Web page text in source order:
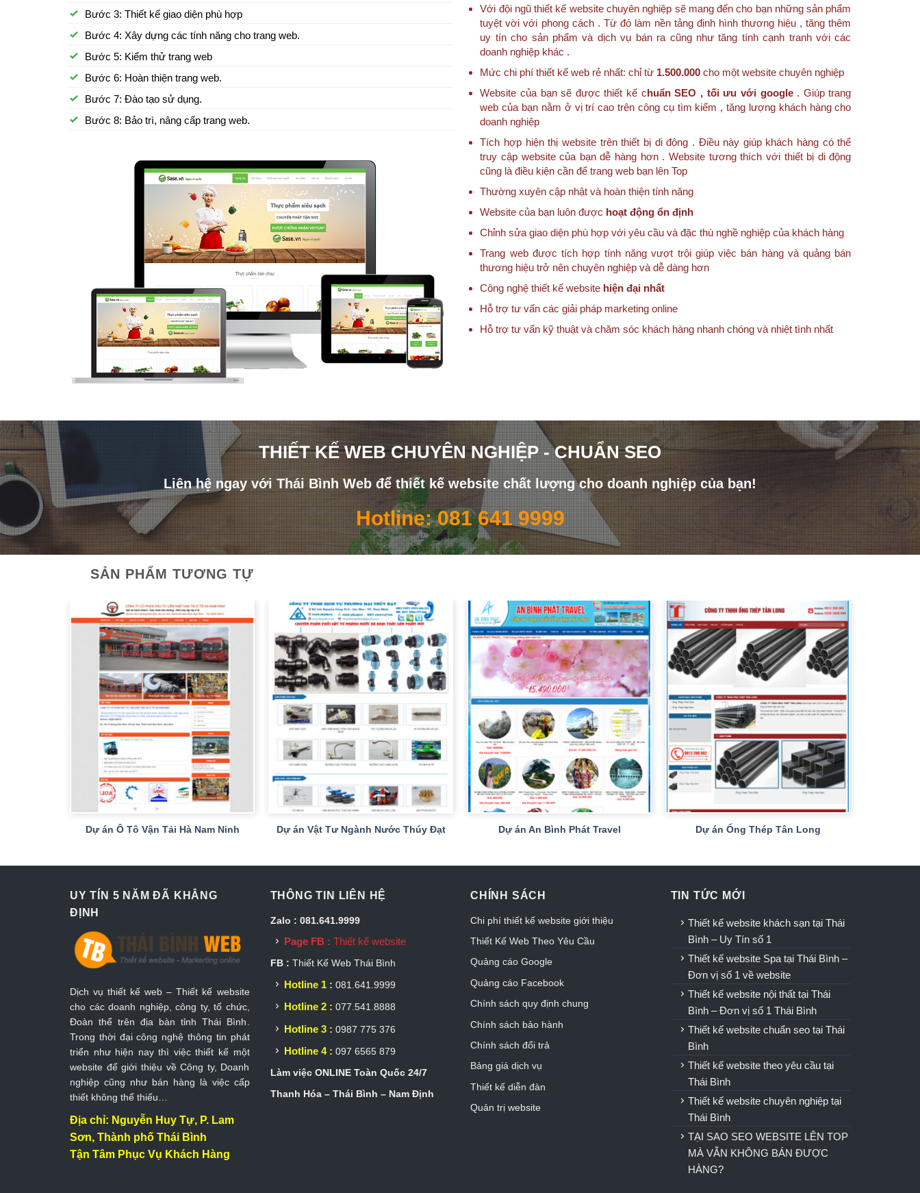
Bước 3: Thiết kế giao diện phù hợp
Bước 4: Xây dựng các tính năng cho trang web.
Bước 5: Kiểm thử trang web
Bước 6: Hoàn thiện trang web.
Bước 7: Đào tạo sử dụng.
Bước 8: Bảo trì, nâng cấp trang web.
Với đội ngũ thiết kế website chuyên nghiệp sẽ mang đến cho bạn những sản phẩm
tuyệt vời với phong cách . Từ đó làm nền tảng định hình thương hiệu , tăng thêm
uy tín cho sản phẩm và dịch vụ bán ra cũng như tăng tính cạnh tranh với các
doanh nghiệp khác .
Mức chi phí thiết kế web rẻ nhất: chỉ từ 1.500.000 cho một website chuyên nghiệp
Website của bạn sẽ được thiết kế chuẩn SEO , tối ưu với google. Giúp trang
web của bạn nằm ở vị trí cao trên công cụ tìm kiếm , tăng lượng khách hàng cho
doanh nghiệp
Tích hợp hiện thị website trên thiết bị di động . Điều này giúp khách hàng có thể
truy cập website của bạn dễ hàng hơn . Website tương thích với thiết bị di động
cũng là điều kiện cần để trang web bạn lên Top
Thường xuyên cập nhật và hoàn thiện tính năng
Website của bạn luôn được hoạt động ổn định
Chỉnh sửa giao diện phù hợp với yêu cầu và đặc thù nghề nghiệp của khách hàng
Trang web được tích hợp tính năng vượt trội giúp việc bán hàng và quảng bán
thương hiệu trở nên chuyên nghiệp và dễ dàng hơn
Công nghệ thiết kế website hiện đại nhất
Hỗ trợ tư vấn các giải pháp marketing online
Hỗ trợ tư vấn kỹ thuật và chăm sóc khách hàng nhanh chóng và nhiệt tình nhất
THIẾT KẾ WEB CHUYÊN NGHIỆP - CHUẨN SEO
Liên hệ ngay với Thái Bình Web để thiết kế website chất lượng cho doanh nghiệp của bạn!
Hotline: 081 641 9999
SẢN PHẨM TƯƠNG TỰ
Dự án Ô Tô Vận Tải Hà Nam Ninh
+
Dự án Vật Tư Ngành Nước Thúy Đạt
+
Dự án An Bình Phát Travel Dự án Ống Thép Tân Long
UY TÍN 5 NĂM ĐÃ KHẲNG
ĐỊNH
Dịch vụ thiết kế web – Thiết kế website
cho các doanh nghiệp, công ty, tổ chức,
Đoàn thể trên địa bàn tỉnh Thái Bình.
Trong thời đại công nghệ thông tin phát
triển như hiện nay thì việc thiết kế một
website để giới thiệu về Công ty, Doanh
nghiệp cũng như bán hàng là việc cấp
thiết không thể thiếu…
Địa chỉ: Nguyễn Huy Tự, P. Lam
Sơn, Thành phố Thái Bình
Tận Tâm Phục Vụ Khách Hàng
THÔNG TIN LIÊN HỆ
Zalo : 081.641.9999
Page FB : Thiết kế website
FB : Thiết Kế Web Thái Bình
Hotline 1 : 081.641.9999
Hotline 2 : 077.541.8888
Hotline 3 : 0987 775 376
Hotline 4 : 097 6565 879
Làm việc ONLINE Toàn Quốc 24/7
Thanh Hóa – Thái Bình – Nam Định
CHÍNH SÁCH
Chi phí thiết kế website giới thiệu
Thiết Kế Web Theo Yêu Cầu
Quảng cáo Google
Quảng cáo Facebook
Chính sách quy định chung
Chính sách bảo hành
Chính sách đổi trả
Bảng giá dịch vụ
Thiết kế diễn đàn
Quản trị website
TIN TỨC MỚI
Thiết kế website khách sạn tại Thái
Bình – Uy Tín số 1
Thiết kế website Spa tại Thái Bình –
Đơn vị số 1 về website
Thiết kế website nội thất tại Thái
Bình – Đơn vị số 1 Thái Bình
Thiết kế website chuẩn seo tại Thái
Bình
Thiết kế website theo yêu cầu tại
Thái Bình
Thiết kế website chuyên nghiệp tại
Thái Bình
TẠI SAO SEO WEBSITE LÊN TOP
MÀ VẪN KHÔNG BÁN ĐƯỢC
HÀNG?